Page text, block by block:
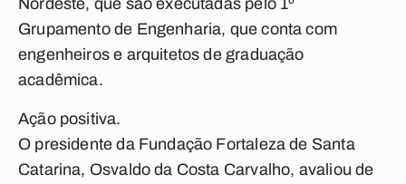
Nordeste, que são executadas pelo 1º
Grupamento de Engenharia, que conta com
engenheiros e arquitetos de graduação
acadêmica.
Ação positiva.
O presidente da Fundação Fortaleza de Santa
Catarina, Osvaldo da Costa Carvalho, avaliou de